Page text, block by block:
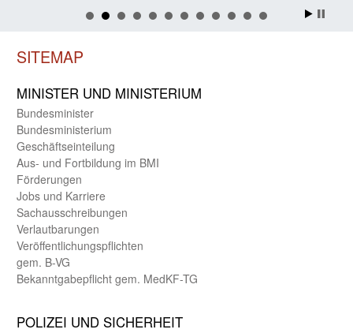
SITEMAP
MINISTER UND MINIST­ERIUM
Bundes­minister
Bundes­ministerium
Geschäfts­einteilung
Aus- und Fortbildung im BMI
Förderungen
Jobs und Karriere
Sachaus­schreibungen
Verlautbarungen
Veröffentlichungspflichten
gem. B-VG
Bekanntgabepflicht gem. MedKF-TG
POLIZEI UND SICHER­HEIT